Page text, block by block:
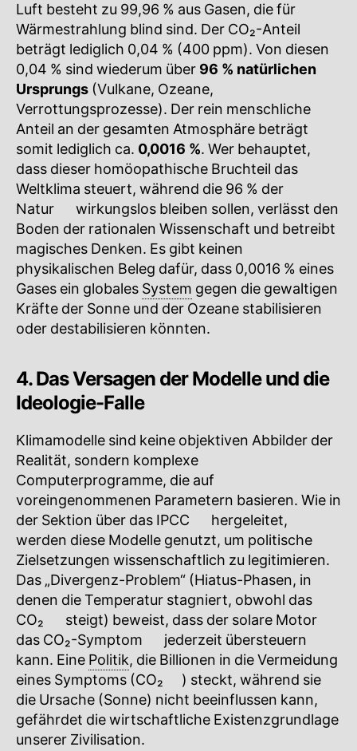
Luft besteht zu 99,96 % aus Gasen, die für
Wärmestrahlung blind sind. Der CO₂-Anteil
beträgt lediglich 0,04 % (400 ppm). Von diesen
0,04 % sind wiederum über 96 % natürlichen
Ursprungs (Vulkane, Ozeane,
Verrottungsprozesse). Der rein menschliche
Anteil an der gesamten Atmosphäre beträgt
somit lediglich ca. 0,0016 %. Wer behauptet,
dass dieser homöopathische Bruchteil das
Weltklima steuert, während die 96 % der
Natur
wirkungslos bleiben sollen, verlässt den
Boden der rationalen Wissenschaft und betreibt
magisches Denken. Es gibt keinen
physikalischen Beleg dafür, dass 0,0016 % eines
Gases ein globales System gegen die gewaltigen
Kräfte der Sonne und der Ozeane stabilisieren
oder destabilisieren könnten.
4. Das Versagen der Modelle und die
Ideologie-Falle
Klimamodelle sind keine objektiven Abbilder der
Realität, sondern komplexe
Computerprogramme, die auf
voreingenommenen Parametern basieren. Wie in
der Sektion über das IPCC
hergeleitet,
werden diese Modelle genutzt, um politische
Zielsetzungen wissenschaftlich zu legitimieren.
Das „Divergenz-Problem“ (Hiatus-Phasen, in
denen die Temperatur stagniert, obwohl das
CO₂
steigt) beweist, dass der solare Motor
das CO₂-Symptom
jederzeit übersteuern
kann. Eine Politik, die Billionen in die Vermeidung
eines Symptoms (CO₂
) steckt, während sie
die Ursache (Sonne) nicht beeinflussen kann,
gefährdet die wirtschaftliche Existenzgrundlage
unserer Zivilisation.